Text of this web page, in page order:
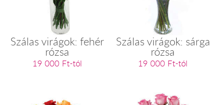
Szálas virágok: fehér
rózsa
19 000 Ft-tól
Szálas virágok: sárga
rózsa
19 000 Ft-tól